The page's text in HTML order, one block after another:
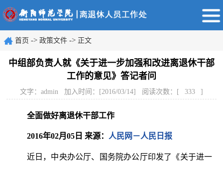
首页 -> 政策文件 -> 正文
中组部负责人就《关于进一步加强和改进离退休干部
工作的意见》答记者问
文字：admin 加入时间：[2016/03/14] 阅读次数：[ 333 ]
全面做好离退休干部工作
2016年02月05日 来源： 人民网－人民日报
近日，中央办公厅、国务院办公厅印发了《关于进一